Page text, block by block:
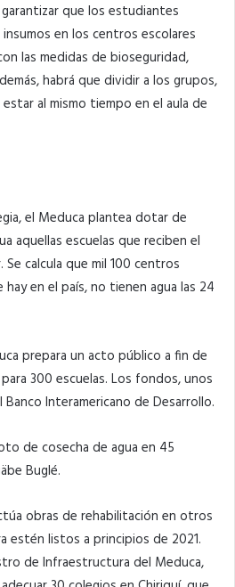
que los estudiantes
en los centros escolares
las medidas de bioseguridad,
habrá que dividir a los grupos,
al mismo tiempo en el aula de
el Meduca plantea dotar de
aquellas escuelas que reciben el
calcula que mil 100 centros
hay en el país, no tienen agua las 24
prepara un acto público a fin de
300 escuelas. Los fondos, unos
Interamericano de Desarrollo.
de cosecha de agua en 45
Buglé.
obras de rehabilitación en otros
estén listos a principios de 2021.
de Infraestructura del Meduca,